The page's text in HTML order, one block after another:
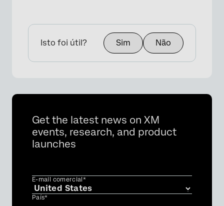
Isto foi útil? Sim Não
Get the latest news on XM
events, research, and product
launches
E-mail comercial*
País*